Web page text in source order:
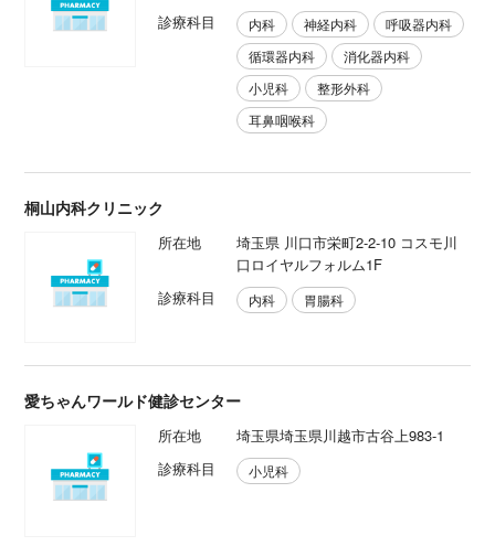
診療科目
内科 神経内科
呼吸器内科
循環器内科
消化器内科
小児科
整形外科
耳鼻咽喉科
桐山内科クリニック
所在地
埼玉県 川口市栄町2-2-10 コスモ川
口ロイヤルフォルム1F
診療科目
内科 胃腸科
愛ちゃんワールド健診センター
所在地
埼玉県埼玉県川越市古谷上983-1
診療科目
小児科